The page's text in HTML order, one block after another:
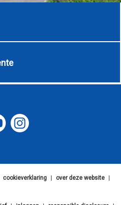
cookieverklaring over deze website